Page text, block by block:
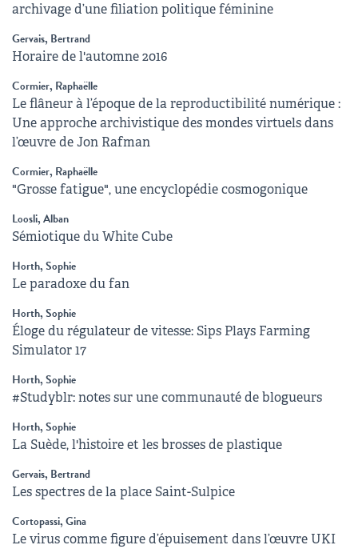
archivage d’une filiation politique féminine
Gervais, Bertrand
Horaire de l'automne 2016
Cormier, Raphaëlle
Le flâneur à l’époque de la reproductibilité numérique :
Une approche archivistique des mondes virtuels dans
l’œuvre de Jon Rafman
Cormier, Raphaëlle
"Grosse fatigue", une encyclopédie cosmogonique
Loosli, Alban
Sémiotique du White Cube
Horth, Sophie
Le paradoxe du fan
Horth, Sophie
Éloge du régulateur de vitesse: Sips Plays Farming
Simulator 17
Horth, Sophie
#Studyblr: notes sur une communauté de blogueurs
Horth, Sophie
La Suède, l'histoire et les brosses de plastique
Gervais, Bertrand
Les spectres de la place Saint-Sulpice
Cortopassi, Gina
Le virus comme figure d’épuisement dans l’œuvre UKI